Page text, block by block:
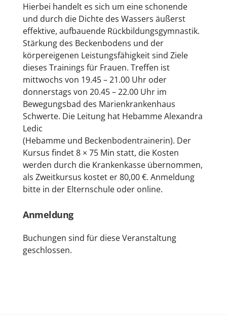
Hierbei handelt es sich um eine schonende
und durch die Dichte des Wassers äußerst
effektive, aufbauende Rückbildungsgymnastik.
Stärkung des Beckenbodens und der
körpereigenen Leistungsfähigkeit sind Ziele
dieses Trainings für Frauen. Treffen ist
mittwochs von 19.45 – 21.00 Uhr oder
donnerstags von 20.45 – 22.00 Uhr im
Bewegungsbad des Marienkrankenhaus
Schwerte. Die Leitung hat Hebamme Alexandra
Ledic
(Hebamme und Beckenbodentrainerin). Der
Kursus findet 8 × 75 Min statt, die Kosten
werden durch die Krankenkasse übernommen,
als Zweitkursus kostet er 80,00 €. Anmeldung
bitte in der Elternschule oder online.
Anmeldung
Buchungen sind für diese Veranstaltung
geschlossen.